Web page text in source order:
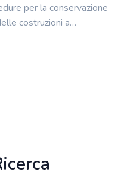
per la conservazione
costruzioni a…